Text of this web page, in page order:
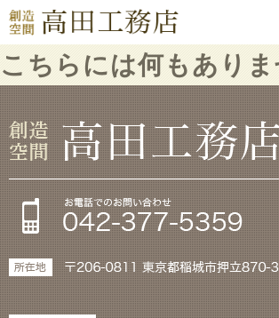
こちらには何もありま